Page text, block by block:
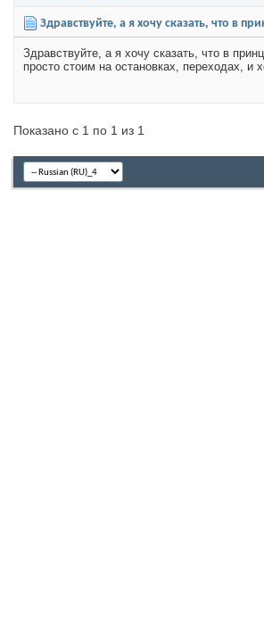
Здравствуйте, а я хочу сказать, что в
Здравствуйте, а я хочу сказать, что в
просто стоим на остановках, переходах, и
Показано с 1 по 1 из 1